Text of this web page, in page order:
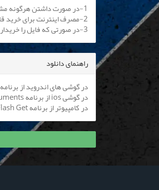
1-در صورت داشتن هرگونه مشکلی، لطفا با پشتیبانی آنلاین یا
2-مصرف اینترنت برای خرید قانونی از سرورهای IR نیم بها می باشد. کلیه اپراتورها موظف به اعمال هستند.
3-در صورتی که فایل را خریداری کرده اید لطفا ابتدا وارد سایت شوید تا بتوانید فایل را دانلود نمایید
راهنمای دانلود
در گوشی های اندروید از برنامه adm جهت دانلود فیلم استفاده کنید (
در گوشی ios از برنامه Documents جهت دانلود فیلم استفاده کنید (
در کامپیوتر از برنامه Flash Get یا idm جهت دانلود فیلم استفاده نمایید